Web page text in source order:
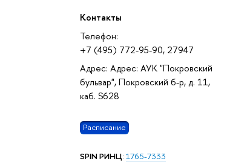
Контакты
Телефон:
+7 (495) 772-95-90, 27947
Адрес: Адрес: АУК "Покровский
бульвар", Покровский б-р, д. 11,
каб. S628
Расписание
SPIN РИНЦ: 1765-7333